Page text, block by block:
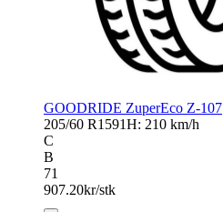
GOODRIDE ZuperEco Z-107
205/60 R1591H: 210 km/h
C
B
71
907.20kr/stk